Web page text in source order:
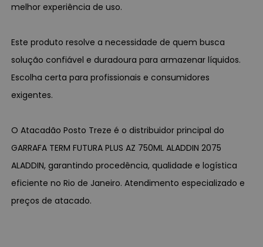
melhor experiência de uso.
Este produto resolve a necessidade de quem busca
solução confiável e duradoura para armazenar líquidos.
Escolha certa para profissionais e consumidores
exigentes.
O Atacadão Posto Treze é o distribuidor principal do
GARRAFA TERM FUTURA PLUS AZ 750ML ALADDIN 2075
ALADDIN, garantindo procedência, qualidade e logística
eficiente no Rio de Janeiro. Atendimento especializado e
preços de atacado.